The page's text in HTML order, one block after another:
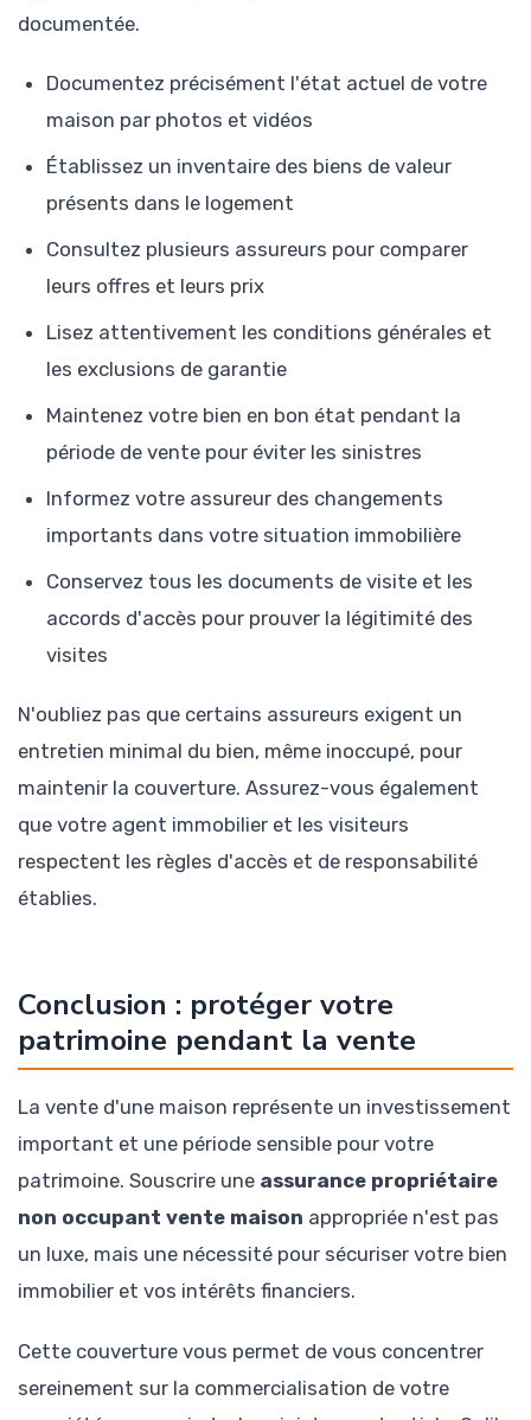
documentée.
Documentez précisément l'état actuel de votre
maison par photos et vidéos
Établissez un inventaire des biens de valeur
présents dans le logement
Consultez plusieurs assureurs pour comparer
leurs offres et leurs prix
Lisez attentivement les conditions générales et
les exclusions de garantie
Maintenez votre bien en bon état pendant la
période de vente pour éviter les sinistres
Informez votre assureur des changements
importants dans votre situation immobilière
Conservez tous les documents de visite et les
accords d'accès pour prouver la légitimité des
visites
N'oubliez pas que certains assureurs exigent un
entretien minimal du bien, même inoccupé, pour
maintenir la couverture. Assurez-vous également
que votre agent immobilier et les visiteurs
respectent les règles d'accès et de responsabilité
établies.
Conclusion : protéger votre
patrimoine pendant la vente
La vente d'une maison représente un investissement
important et une période sensible pour votre
patrimoine. Souscrire une assurance propriétaire
non occupant vente maison appropriée n'est pas
un luxe, mais une nécessité pour sécuriser votre bien
immobilier et vos intérêts financiers.
Cette couverture vous permet de vous concentrer
sereinement sur la commercialisation de votre